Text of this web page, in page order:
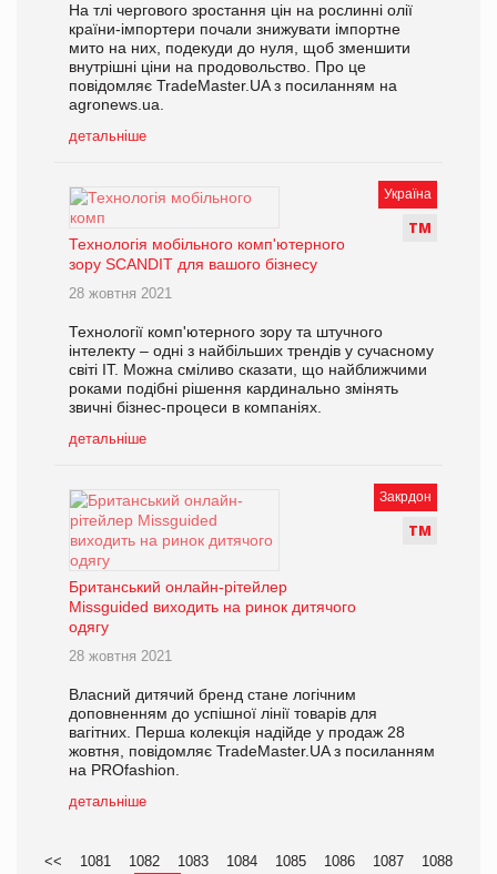
На тлі чергового зростання цін на рослинні олії
країни-імпортери почали знижувати імпортне
мито на них, подекуди до нуля, щоб зменшити
внутрішні ціни на продовольство. Про це
повідомляє TradeMaster.UA з посиланням на
agronews.ua.
детальніше
Україна
ТМ
Технологія мобільного комп'ютерного
зору SCANDIT для вашого бізнесу
28 жовтня 2021
Технології комп'ютерного зору та штучного
інтелекту – одні з найбільших трендів у сучасному
світі ІТ. Можна сміливо сказати, що найближчими
роками подібні рішення кардинально змінять
звичні бізнес-процеси в компаніях.
детальніше
Закрдон
ТМ
Британський онлайн-рітейлер
Missguided виходить на ринок дитячого
одягу
28 жовтня 2021
Власний дитячий бренд стане логічним
доповненням до успішної лінії товарів для
вагітних. Перша колекція надійде у продаж 28
жовтня, повідомляє TradeMaster.UA з посиланням
на PROfashion.
детальніше
<< 1081 1082 1083 1084 1085 1086 1087
1088